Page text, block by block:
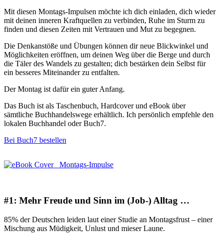
Mit diesen Montags-Impulsen möchte ich dich einladen, dich wieder
mit deinen inneren Kraftquellen zu verbinden, Ruhe im Sturm zu
finden und diesen Zeiten mit Vertrauen und Mut zu begegnen.
Die Denkanstöße und Übungen können dir neue Blickwinkel und
Möglichkeiten eröffnen, um deinen Weg über die Berge und durch
die Täler des Wandels zu gestalten; dich bestärken dein Selbst für
ein besseres Miteinander zu entfalten.
Der Montag ist dafür ein guter Anfang.
Das Buch ist als Taschenbuch, Hardcover und eBook über
sämtliche Buchhandelswege erhältlich. Ich persönlich empfehle den
lokalen Buchhandel oder Buch7.
Bei Buch7 bestellen
#1: Mehr Freude und Sinn im (Job-) Alltag …
85% der Deutschen leiden laut einer Studie an Montagsfrust – einer
Mischung aus Müdigkeit, Unlust und mieser Laune.